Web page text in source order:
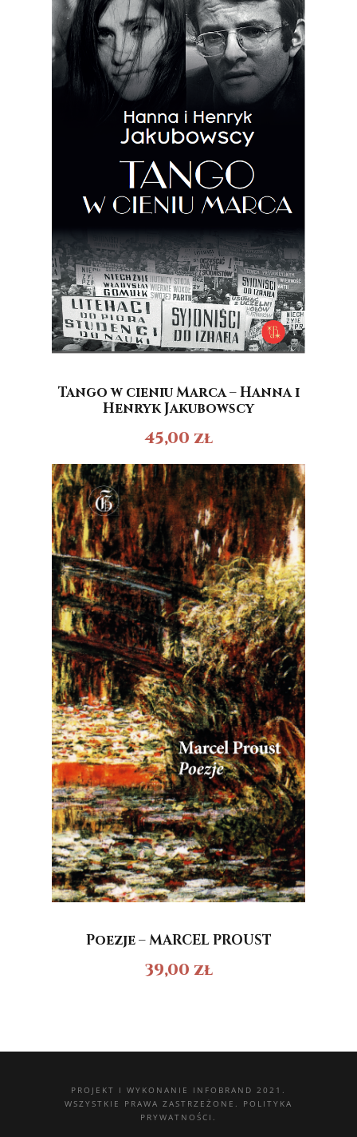
Tango w cieniu Marca – Hanna i
Henryk Jakubowscy
45,00 zł
Poezje – MARCEL PROUST
39,00 zł
PROJEKT I WYKONANIE INFOBRAND 2021.
WSZYSTKIE PRAWA ZASTRZEŻONE. POLITYKA
PRYWATNOŚCI.